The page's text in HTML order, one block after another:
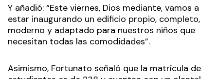
Y añadió: “Este viernes, Dios mediante, vamos a
estar inaugurando un edificio propio, completo,
moderno y adaptado para nuestros niños que
necesitan todas las comodidades”.
Asimismo, Fortunato señaló que la matrícula de